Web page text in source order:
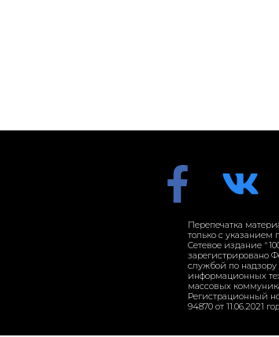
Перепечатка
только с указанием
Сетевое издание
зарегистрировано
службой по надзору
информационных
массовых
Регистрационный
94870 от 11.06.2021